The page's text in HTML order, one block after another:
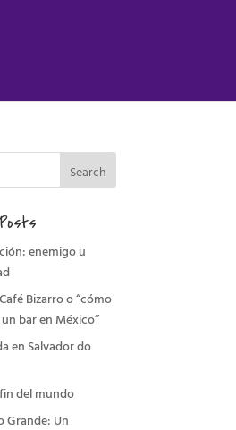
enemigo u
Bizarro o “cómo
bar en México”
en Salvador do
del mundo
Grande: Un